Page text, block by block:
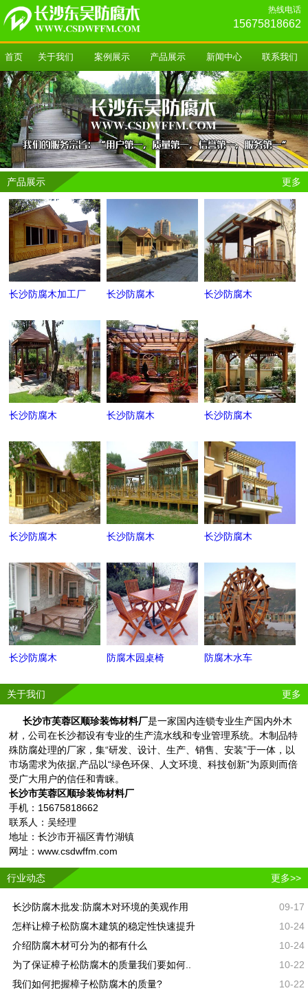
热线电话
15675818662
首页 关于我们 案例展示 产品展示 新闻中心 联系我们
产品展示 更多
长沙防腐木加工厂 长沙防腐木 长沙防腐木
长沙防腐木 长沙防腐木 长沙防腐木
长沙防腐木 长沙防腐木 长沙防腐木
长沙防腐木 防腐木园桌椅 防腐木水车
关于我们 更多
长沙市芙蓉区顺珍装饰材料厂是一家国内连锁专业生产国内外木
材，公司在长沙都设有专业的生产流水线和专业管理系统。木制品特
殊防腐处理的厂家，集“研发、设计、生产、销售、安装”于一体，以
市场需求为依据,产品以“绿色环保、人文环境、科技创新”为原则而倍
受广大用户的信任和青睐。
长沙市芙蓉区顺珍装饰材料厂
手机：15675818662
联系人：吴经理
地址：长沙市开福区青竹湖镇
网址：www.csdwffm.com
行业动态 更多>>
长沙防腐木批发:防腐木对环境的美观作用
09-17
怎样让樟子松防腐木建筑的稳定性快速提升
10-24
介绍防腐木材可分为的都有什么
10-24
为了保证樟子松防腐木的质量我们要如何..
10-22
我们如何把握樟子松防腐木的质量?
10-22